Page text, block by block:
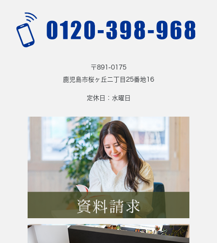
〒891-0175
鹿児島市桜ヶ丘二丁目25番地16
定休日：水曜日